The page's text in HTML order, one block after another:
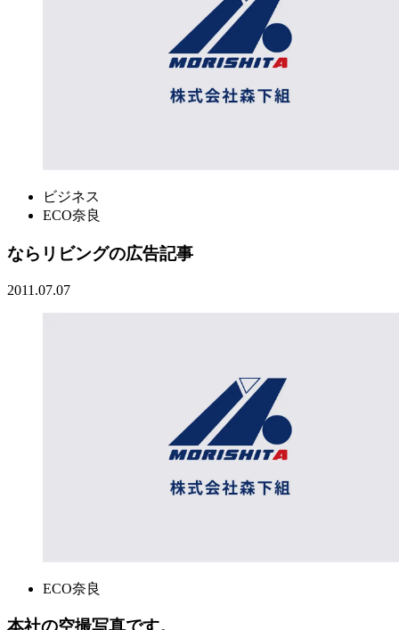
ビジネス
ECO奈良
ならリビングの広告記事
2011.07.07
ECO奈良